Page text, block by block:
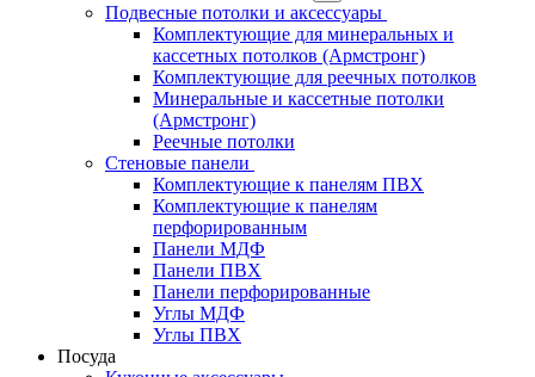
Подвесные потолки и аксессуары
Комплектующие для минеральных и
кассетных потолков (Армстронг)
Комплектующие для реечных потолков
Минеральные и кассетные потолки
(Армстронг)
Реечные потолки
Стеновые панели
Комплектующие к панелям ПВХ
Комплектующие к панелям
перфорированным
Панели МДФ
Панели ПВХ
Панели перфорированные
Углы МДФ
Углы ПВХ
Посуда